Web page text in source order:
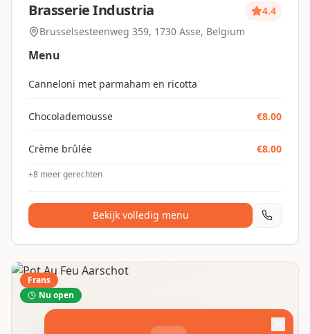
Brasserie Industria
4.4
Brusselsesteenweg 359, 1730 Asse, Belgium
Menu
Canneloni met parmaham en ricotta
Chocolademousse €8.00
Crème brûlée €8.00
+8 meer gerechten
Bekijk volledig menu
Frans
Nu open